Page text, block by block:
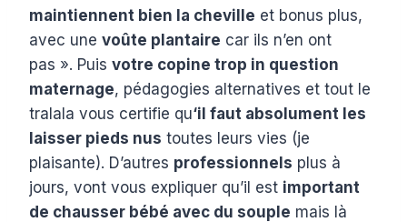
maintiennent bien la cheville et bonus plus,
avec une voûte plantaire car ils n’en ont
pas ». Puis votre copine trop in question
maternage, pédagogies alternatives et tout le
tralala vous certifie qu‘il faut absolument les
laisser pieds nus toutes leurs vies (je
plaisante). D’autres professionnels plus à
jours, vont vous expliquer qu’il est important
de chausser bébé avec du souple mais là